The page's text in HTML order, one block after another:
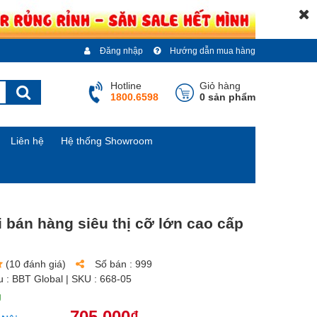
Hướng dẫn mua hàng
Đăng nhập
Giỏ hàng
0 sản phẩm
Hotline
1800.6598
Liên hệ Hệ thống Showroom
hàng siêu thị cỡ lớn cao cấp
(10 đánh giá) Số bán : 999
: BBT Global | SKU : 668-05